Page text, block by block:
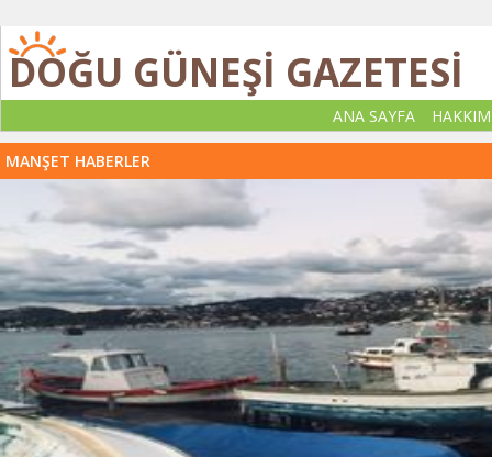
DOĞU GÜNEŞİ GAZETESİ
ANA SAYFA
MANŞET HABERLER